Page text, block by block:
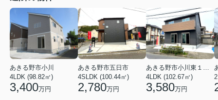
あきる野市小川
4LDK (98.82㎡)
3,400万円
あきる野市五日市
4SLDK (100.44㎡)
2,780万円
あきる野市小川東１丁目
4LDK (102.67㎡)
3,580万円